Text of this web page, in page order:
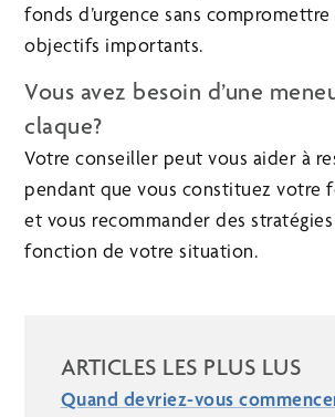
fonds d’urgence sans compromettre
objectifs importants.
Vous avez besoin d’une
claque?
Votre conseiller peut vous aider à
pendant que vous constituez votre
et vous recommander des
fonction de votre situation.
ARTICLES LES PLUS LUS
Quand devriez-vous